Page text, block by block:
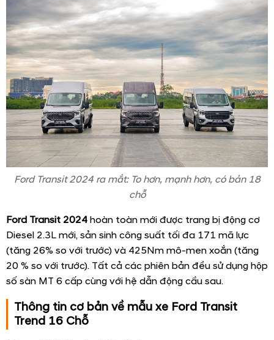
Ford Transit 2024 ra mắt: To hơn, mạnh hơn, có bản 18
chỗ
Ford Transit 2024 hoàn toàn mới được trang bị động cơ
Diesel 2.3L mới, sản sinh công suất tối đa 171 mã lực
(tăng 26% so với trước) và 425Nm mô-men xoắn (tăng
20 % so với trước). Tất cả các phiên bản đều sử dụng hộp
số sàn MT 6 cấp cùng với hệ dẫn động cầu sau.
Thông tin cơ bản về mẫu xe Ford Transit
Trend 16 Chỗ